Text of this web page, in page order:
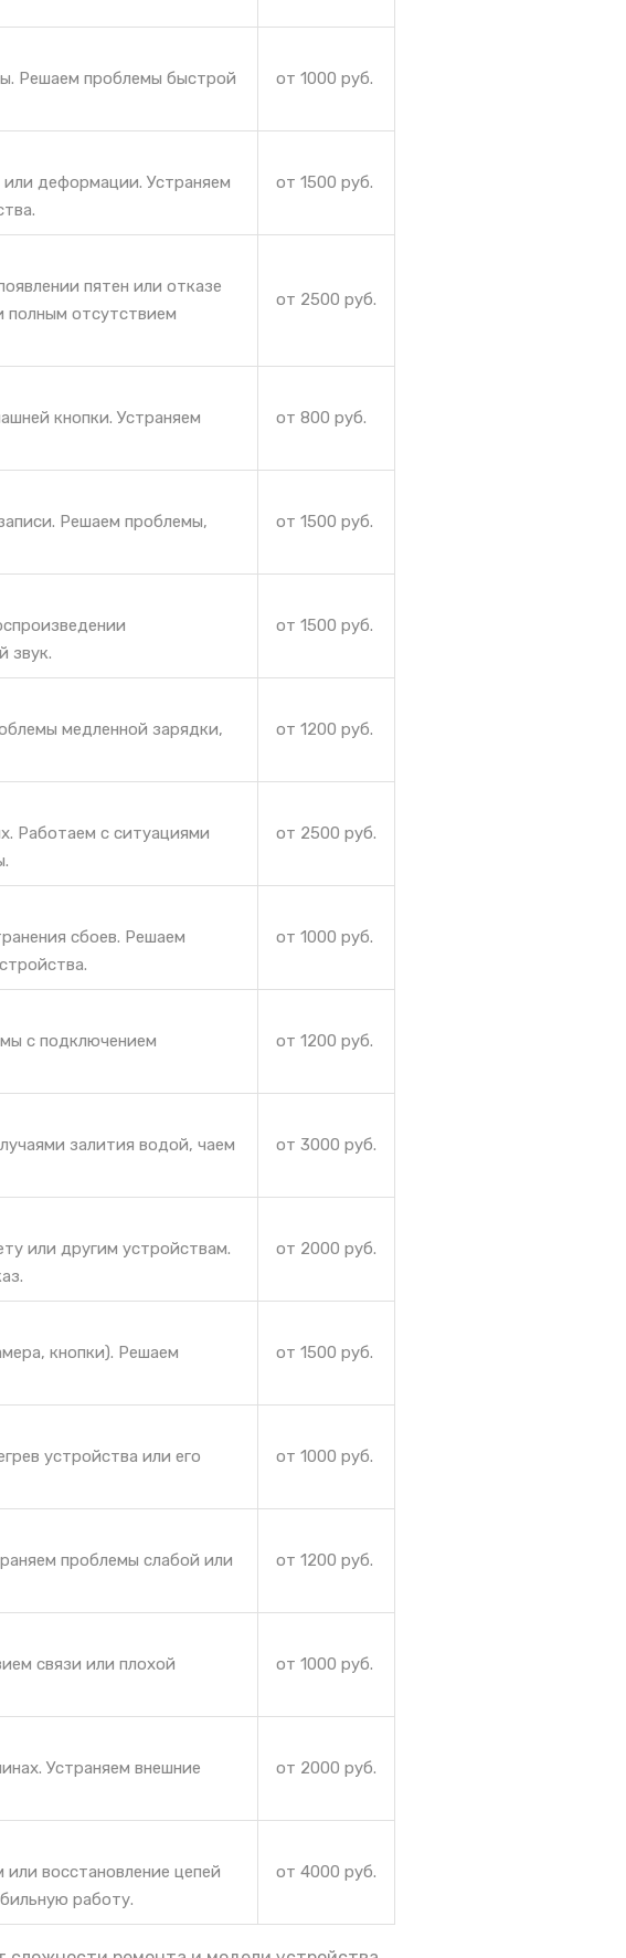
Решаем проблемы быстрой
от 1000 руб.
или деформации. Устраняем
от 1500 руб.
пятен или отказе
полным отсутствием
от 2500 руб.
кнопки. Устраняем
от 800 руб.
Решаем проблемы,
от 1500 руб.
звук.
от 1500 руб.
медленной зарядки,
от 1200 руб.
Работаем с ситуациями
от 2500 руб.
сбоев. Решаем
от 1000 руб.
с подключением
от 1200 руб.
залития водой, чаем
от 3000 руб.
или другим устройствам.
от 2000 руб.
кнопки). Решаем
от 1500 руб.
устройства или его
от 1000 руб.
проблемы слабой или
от 1200 руб.
связи или плохой
от 1000 руб.
Устраняем внешние
от 2000 руб.
восстановление цепей
работу.
от 4000 руб.